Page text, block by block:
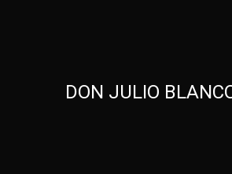
DON JULIO